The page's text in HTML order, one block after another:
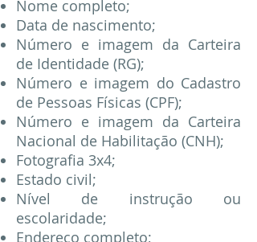
Nome completo;
Data de nascimento;
Número e imagem da Carteira
de Identidade (RG);
Número e imagem do Cadastro
de Pessoas Físicas (CPF);
Número e imagem da Carteira
Nacional de Habilitação (CNH);
Fotografia 3x4;
Estado civil;
Nível de instrução ou
escolaridade;
Endereço completo;